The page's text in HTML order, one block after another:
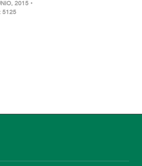
2015 •
5125